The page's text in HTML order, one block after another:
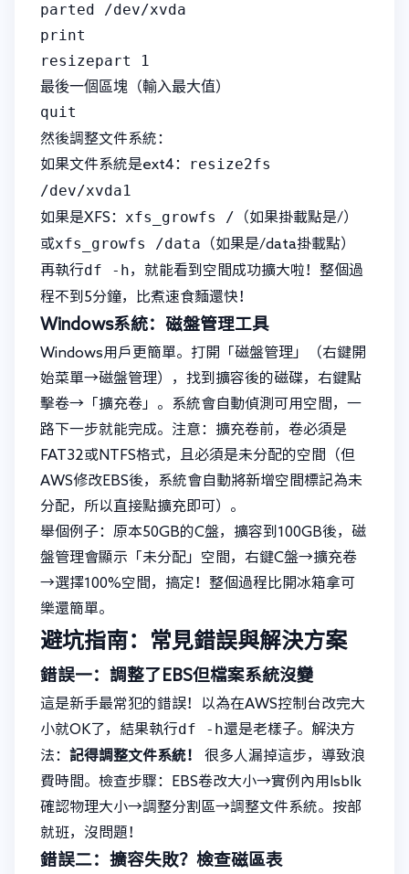
parted /dev/xvda
print
resizepart 1
最後一個區塊（輸入最大值）
然後調整文件系統：
如果文件系統是ext4：
resize2fs
/dev/xvda1
如果是XFS： xfs_growfs / （如果掛載點是/）
或xfs_growfs /data （如果是/data掛載點）
再執行df -h，就能看到空間成功擴大啦！整個過
程不到5分鐘，比煮速食麵還快！
Windows系統：磁盤管理工具
Windows用戶更簡單。打開「磁盤管理」（右鍵開
始菜單→磁盤管理），找到擴容後的磁碟，右鍵點
擊卷→「擴充卷」。系統會自動偵測可用空間，一
路下一步就能完成。注意：擴充卷前，卷必須是
FAT32或NTFS格式，且必須是未分配的空間（但
AWS修改EBS後，系統會自動將新增空間標記為未
分配，所以直接點擴充即可）。
舉個例子：原本50GB的C盤，擴容到100GB後，磁
盤管理會顯示「未分配」空間，右鍵C盤→擴充卷
→選擇100%空間，搞定！整個過程比開冰箱拿可
樂還簡單。
避坑指南：常見錯誤與解決方案
錯誤一：調整了EBS但檔案系統沒變
這是新手最常犯的錯誤！以為在AWS控制台改完大
小就OK了，結果執行df -h還是老樣子。解決方
法： 記得調整文件系統！
很多人漏掉這步，導致浪
費時間。檢查步驟：EBS卷改大小→實例內用lsblk
確認物理大小→調整分割區→調整文件系統。按部
就班，沒問題！
錯誤二：擴容失敗？檢查磁區表